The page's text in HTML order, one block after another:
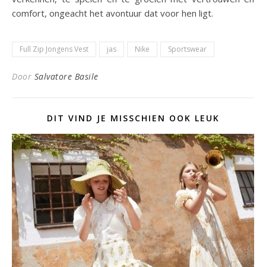
comfort, ongeacht het avontuur dat voor hen ligt.
Full Zip Jongens Vest jas Nike Sportswear
Door Salvatore Basile
DIT VIND JE MISSCHIEN OOK LEUK